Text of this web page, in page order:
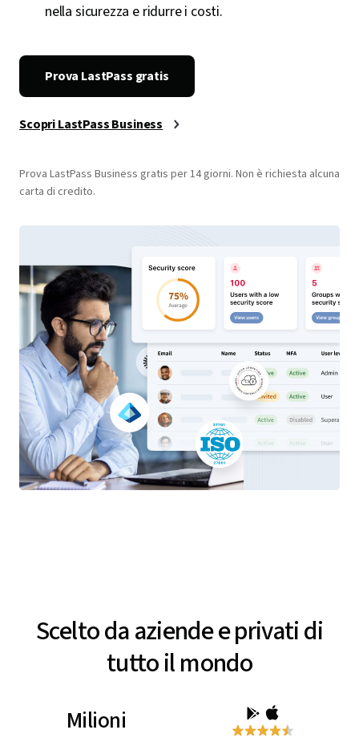
Individua le applicazioni non autorizzate con il
nella sicurezza e ridurre i costi.
carta di credito.
Scelto da aziende e privati di
tutto il mondo